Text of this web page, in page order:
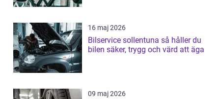
16 maj 2026
Bilservice sollentuna så håller du
bilen säker, trygg och värd att äga
09 maj 2026